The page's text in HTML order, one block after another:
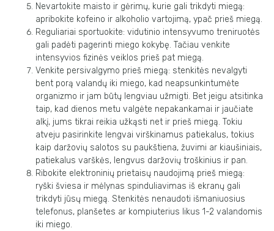
Nevartokite maisto ir gėrimų, kurie gali trikdyti miegą:
apribokite kofeino ir alkoholio vartojimą, ypač prieš miegą.
Reguliariai sportuokite: vidutinio intensyvumo treniruotės
gali padėti pagerinti miego kokybę. Tačiau venkite
intensyvios fizinės veiklos prieš pat miegą.
Venkite persivalgymo prieš miegą: stenkitės nevalgyti
bent porą valandų iki miego, kad neapsunkintumėte
organizmo ir jam būtų lengviau užmigti. Bet jeigu atsitinka
taip, kad dienos metu valgėte nepakankamai ir jaučiate
alkį, jums tikrai reikia užkąsti net ir prieš miegą. Tokiu
atveju pasirinkite lengvai virškinamus patiekalus, tokius
kaip daržovių salotos su paukštiena, žuvimi ar kiaušiniais,
patiekalus varškės, lengvus daržovių troškinius ir pan.
Ribokite elektroninių prietaisų naudojimą prieš miegą:
ryški šviesa ir mėlynas spinduliavimas iš ekranų gali
trikdyti jūsų miegą. Stenkitės nenaudoti išmaniuosius
telefonus, planšetes ar kompiuterius likus 1-2 valandomis
iki miego.